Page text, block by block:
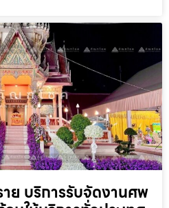
ย บริการรับจัดงานศพ